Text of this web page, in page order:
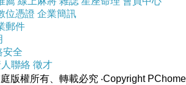
http://easymall.co/redirect.php?
位憑證 企業簡訊
郵件
安全
聯絡 徵才
庭版權所有、轉載必究 ‧Copyright PChome